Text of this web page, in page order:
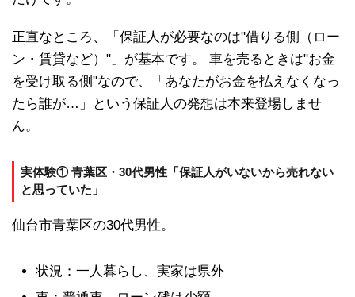
正直なところ、「保証人が必要なのは"借りる側（ロー
ン・賃貸など）"」が基本です。 車を売るときは"お金
を受け取る側"なので、「あなたがお金を払えなくなっ
たら誰が…」という保証人の発想は本来登場しませ
ん。
実体験① 青葉区・30代男性「保証人がいないから売れない
と思っていた」
仙台市青葉区の30代男性。
状況：一人暮らし、実家は県外